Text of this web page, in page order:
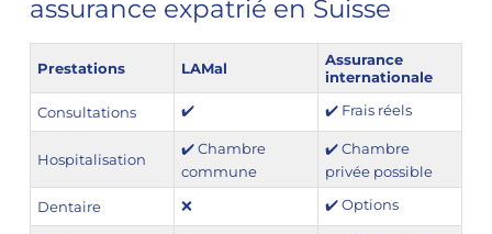
assurance expatrié en Suisse
Prestations LAMal
Assurance
internationale
Consultations
✔️ ✔️ Frais réels
Hospitalisation
✔️ Chambre
commune
✔️ Chambre
privée possible
Dentaire
❌ ✔️ Options